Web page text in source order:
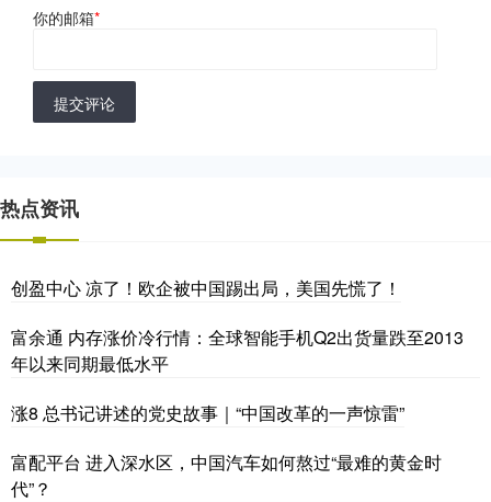
你的邮箱*
提交评论
热点资讯
创盈中心 凉了！欧企被中国踢出局，美国先慌了！
富余通 内存涨价冷行情：全球智能手机Q2出货量跌至2013
年以来同期最低水平
涨8 总书记讲述的党史故事｜“中国改革的一声惊雷”
富配平台 进入深水区，中国汽车如何熬过“最难的黄金时
代”？